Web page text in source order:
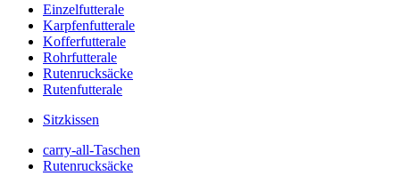
Einzelfutterale
Karpfenfutterale
Kofferfutterale
Rohrfutterale
Rutenrucksäcke
Rutenfutterale
Sitzkissen
carry-all-Taschen
Rutenrucksäcke